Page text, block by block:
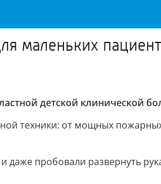
маленьких
детской клинической
техники: от мощных
пробовали развернуть